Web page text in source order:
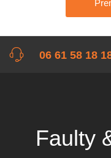
06 61 58 18
Faulty